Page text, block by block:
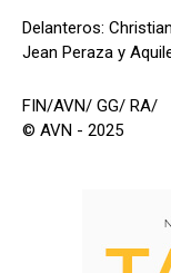
Delanteros:
Jean Peraza y
FIN/AVN/ GG/ RA/
© AVN - 2025